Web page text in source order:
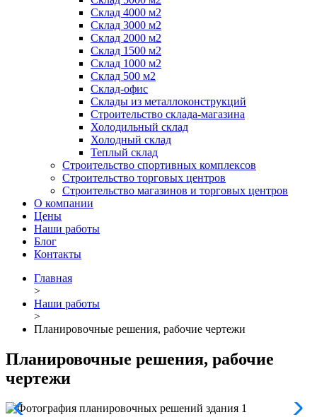
Склад 4000 м2
Склад 3000 м2
Склад 2000 м2
Склад 1500 м2
Склад 1000 м2
Склад 500 м2
Склад-офис
Склады из металлоконструкций
Строительство склада-магазина
Холодильный склад
Холодный склад
Теплый склад
Строительство спортивных комплексов
Строительство торговых центров
Строительство магазинов и торговых центров
О компании
Цены
Наши работы
Блог
Контакты
Главная
>
Наши работы
>
Планировочные решения, рабочие чертежи
Планировочные решения, рабочие
чертежи